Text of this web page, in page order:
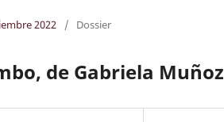
2022 / Dossier
de Gabriela Muñoz